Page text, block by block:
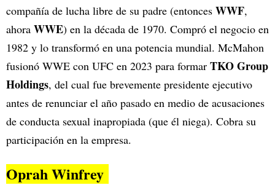
compañía de lucha libre de su padre (entonces WWF,
ahora WWE) en la década de 1970. Compró el negocio en
1982 y lo transformó en una potencia mundial. McMahon
fusionó WWE con UFC en 2023 para formar TKO Group
Holdings, del cual fue brevemente presidente ejecutivo
antes de renunciar el año pasado en medio de acusaciones
de conducta sexual inapropiada (que él niega). Cobra su
participación en la empresa.
Oprah Winfrey